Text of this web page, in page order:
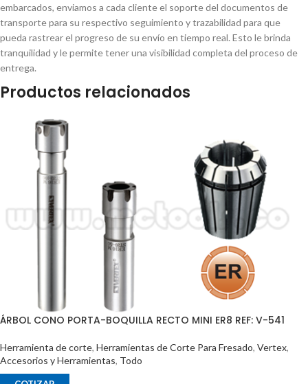
embarcados, enviamos a cada cliente el soporte del documentos de
transporte para su respectivo seguimiento y trazabilidad para que
pueda rastrear el progreso de su envío en tiempo real. Esto le brinda
tranquilidad y le permite tener una visibilidad completa del proceso de
entrega.
Productos relacionados
ÁRBOL CONO PORTA-BOQUILLA RECTO MINI ER8 REF: V-541
Herramienta de corte, Herramientas de Corte Para Fresado, Vertex,
Accesorios y Herramientas, Todo